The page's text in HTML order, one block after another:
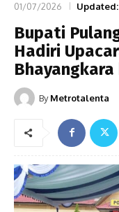
01/07/2026 Updated:
Bupati
Hadiri
By Metrotalenta